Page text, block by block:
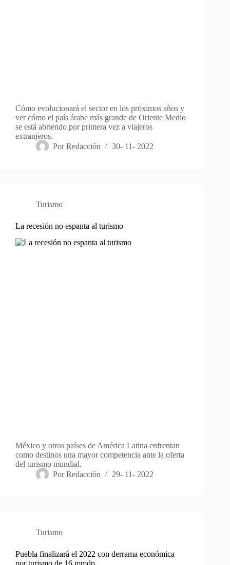
Cómo evolucionará el sector en los próximos años y
ver cómo el país árabe más grande de Oriente Medio
se está abriendo por primera vez a viajeros
extranjeros.
Por Redacción 30- 11- 2022
Turismo
La recesión no espanta al turismo
México y otros países de América Latina enfrentan
como destinos una mayor competencia ante la oferta
del turismo mundial.
Por Redacción 29- 11- 2022
Turismo
Puebla finalizará el 2022 con derrama económica
por turismo de 16 mmdp